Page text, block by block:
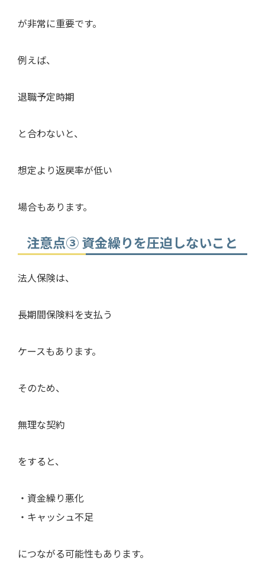
が非常に重要です。
例えば、
退職予定時期
と合わないと、
想定より返戻率が低い
場合もあります。
注意点③ 資金繰りを圧迫しないこと
法人保険は、
長期間保険料を支払う
ケースもあります。
そのため、
無理な契約
をすると、
・資金繰り悪化
・キャッシュ不足
につながる可能性もあります。